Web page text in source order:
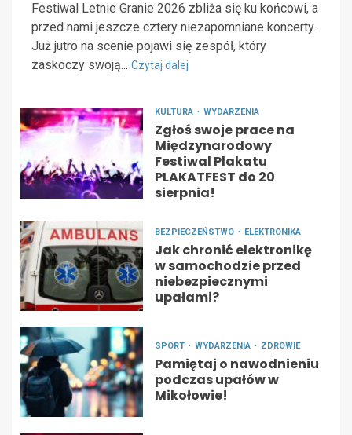
Festiwal Letnie Granie 2026 zbliża się ku końcowi, a
przed nami jeszcze cztery niezapomniane koncerty.
Już jutro na scenie pojawi się zespół, który
zaskoczy swoją... Czytaj dalej
KULTURA WYDARZENIA
Zgłoś swoje prace na
Międzynarodowy
Festiwal Plakatu
PLAKATFEST do 20
sierpnia!
BEZPIECZEŃSTWO ELEKTRONIKA
Jak chronić elektronikę
w samochodzie przed
niebezpiecznymi
upałami?
SPORT WYDARZENIA ZDROWIE
Pamiętaj o nawodnieniu
podczas upałów w
Mikołowie!